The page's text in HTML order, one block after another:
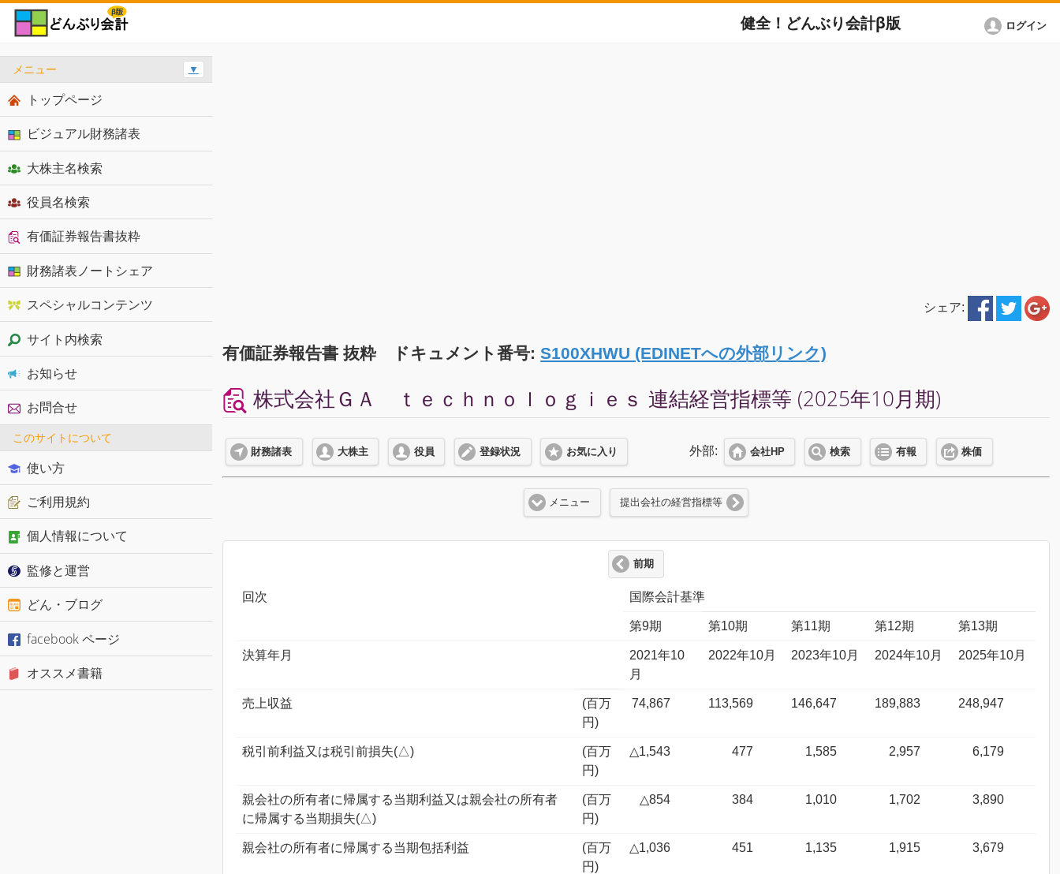
健全！どんぶり会計β版 ログイン
シェア:
有価証券報告書 抜粋 ドキュメント番号:S100XHWU (EDINETへの外部リンク)
株式会社ＧＡ ｔｅｃｈｎｏｌｏｇｉｅｓ 連結経営指標等 (2025年10月期)
財務諸表 大株主 役員 登録状況 お気に入り 外部: 会社HP 検索 有報 株価
メニュー 提出会社の経営指標等
前期
回次 国際会計基準
第9期 第10期 第11期 第12期 第13期
決算年月
2021年10
月
2022年10月 2023年10月 2024年10月 2025年10月
売上収益
(百万
円)
74,867 113,569 146,647 189,883 248,947
税引前利益又は税引前損失(△)
(百万
円)
△1,543 477 1,585 2,957 6,179
親会社の所有者に帰属する当期利益又は親会社の所有者
に帰属する当期損失(△)
(百万
円)
△854 384 1,010 1,702 3,890
親会社の所有者に帰属する当期包括利益
(百万
円)
△1,036 451 1,135 1,915 3,679
メニュー ▼
トップページ
ビジュアル財務諸表
大株主名検索
役員名検索
有価証券報告書抜粋
財務諸表ノートシェア
スペシャルコンテンツ
サイト内検索
お知らせ
お問合せ
このサイトについて
使い方
ご利用規約
個人情報について
監修と運営
どん・ブログ
facebook ページ
オススメ書籍